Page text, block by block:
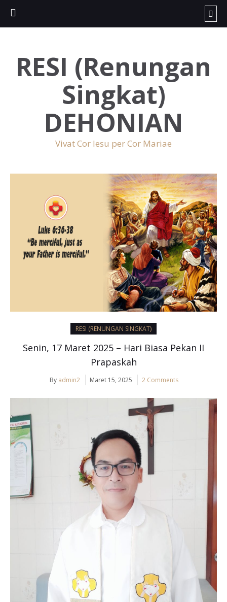
RESI (Renungan
Singkat)
DEHONIAN
Vivat Cor Iesu per Cor Mariae
RESI (RENUNGAN SINGKAT)
Senin, 17 Maret 2025 – Hari Biasa Pekan II
Prapaskah
By admin2 Maret 15, 2025 2 Comments